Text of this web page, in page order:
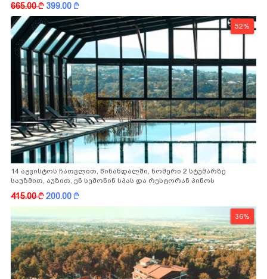
665.00k 399.00k
52%
14 აგვისტოს ჩათვლით, წინანდალში, ნომერი 2 სტუმარზე
საუზმით, აუზით, ენ სემონინ სპას და რესტორან პინოს
415.00k200.00k
36%